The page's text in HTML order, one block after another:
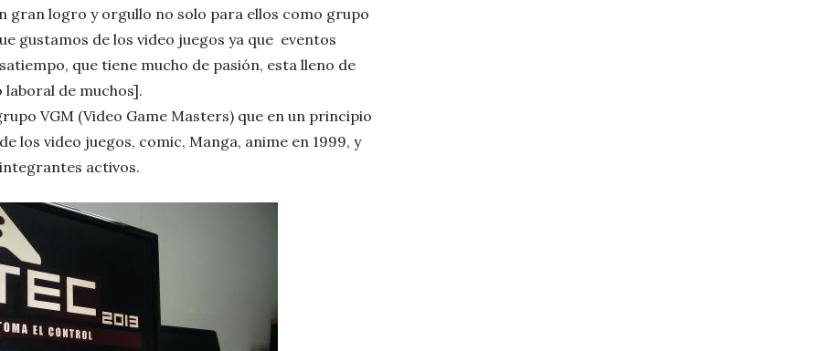
gran logro y orgullo no solo para ellos como grupo
gustamos de los video juegos ya que eventos
que tiene mucho de pasión, esta lleno de
de muchos].
VGM (Video Game Masters) que en un principio
los video juegos, comic, Manga, anime en 1999, y
activos.